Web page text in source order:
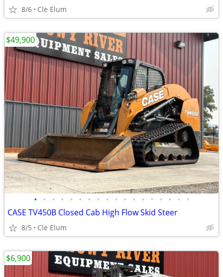
8/6 Cle Elum
• • • • • • • • • • • • • • • • • •
CASE TV450B Closed Cab High Flow Skid Steer
8/5 Cle Elum
$49,900
$6,900